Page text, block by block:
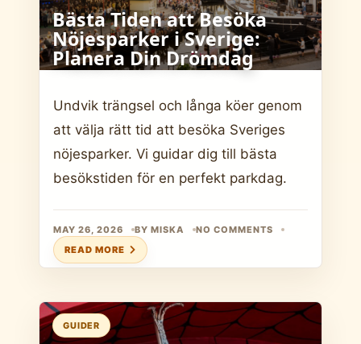
Bästa Tiden att Besöka
Nöjesparker i Sverige:
Planera Din Drömdag
Undvik trängsel och långa köer genom
att välja rätt tid att besöka Sveriges
nöjesparker. Vi guidar dig till bästa
besökstiden för en perfekt parkdag.
MAY 26, 2026 BY MISKA
NO COMMENTS
READ MORE
GUIDER